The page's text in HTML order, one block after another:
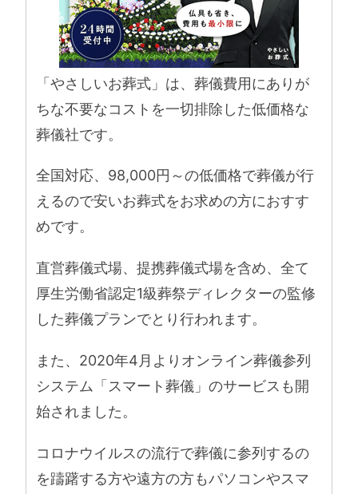
「やさしいお葬式」は、葬儀費用にありが
ちな不要なコストを一切排除した低価格な
葬儀社です。
全国対応、98,000円～の低価格で葬儀が行
えるので安いお葬式をお求めの方におすす
めです。
直営葬儀式場、提携葬儀式場を含め、全て
厚生労働省認定1級葬祭ディレクターの監修
した葬儀プランでとり行われます。
また、2020年4月よりオンライン葬儀参列
システム「スマート葬儀」のサービスも開
始されました。
コロナウイルスの流行で葬儀に参列するの
を躊躇する方や遠方の方もパソコンやスマ